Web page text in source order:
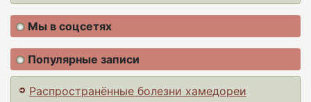
Мы в соцсетях
Популярные записи
Распространённые болезни хамедореи